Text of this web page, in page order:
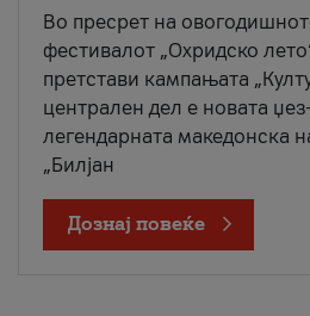
Во пресрет на
фестивалот „Охридско
претстави кампањата
централен дел е новата
легендарната македонска
„Билјан
Дознај повеќе